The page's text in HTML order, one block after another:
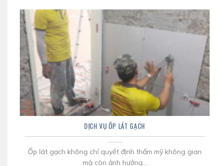
DỊCH VỤ ỐP LÁT GẠCH
Ốp lát gạch không chỉ quyết định thẩm mỹ không gian
mà còn ảnh hưởng...